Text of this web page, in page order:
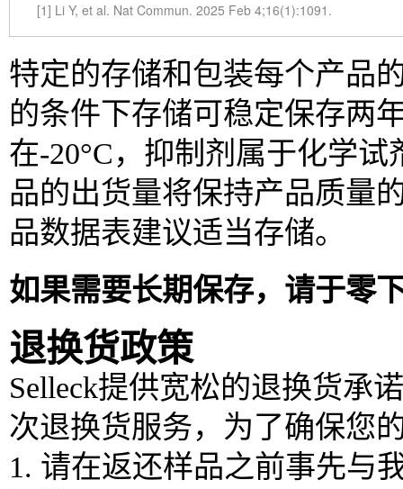
[1] Li Y, et al. Nat Commun. 2025 Feb 4;16(1):1091.
特定的存储和包装每个产品
的条件下存储可稳定保存两
在-20°C，抑制剂属于化学
品的出货量将保持产品质量
品数据表建议适当存储。
如果需要长期保存，请于零
退换货政策
Selleck提供宽松的退换货承
次退换货服务，为了确保您
1. 请在返还样品之前事先与